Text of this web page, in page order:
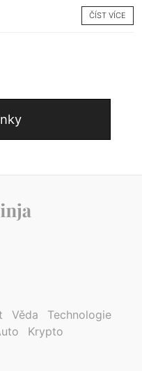
ČÍST VÍCE
Věda
Technologie
Krypto